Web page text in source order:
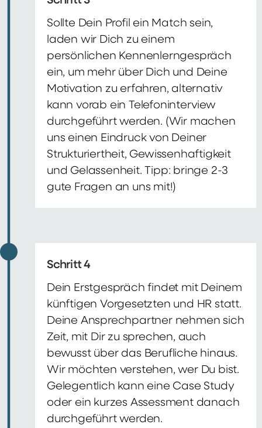
Sollte Dein Profil ein Match sein,
laden wir Dich zu einem
persönlichen Kennenlerngespräch
ein, um mehr über Dich und Deine
Motivation zu erfahren, alternativ
kann vorab ein Telefoninterview
durchgeführt werden. (Wir machen
uns einen Eindruck von Deiner
Strukturiertheit, Gewissenhaftigkeit
und Gelassenheit. Tipp: bringe 2-3
gute Fragen an uns mit!)
Schritt 4
Dein Erstgespräch findet mit Deinem
künftigen Vorgesetzten und HR statt.
Deine Ansprechpartner nehmen sich
Zeit, mit Dir zu sprechen, auch
bewusst über das Berufliche hinaus.
Wir möchten verstehen, wer Du bist.
Gelegentlich kann eine Case Study
oder ein kurzes Assessment danach
durchgeführt werden.